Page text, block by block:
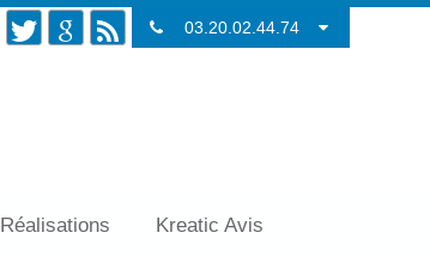
03.20.02.44.74
Réalisations Kreatic Avis